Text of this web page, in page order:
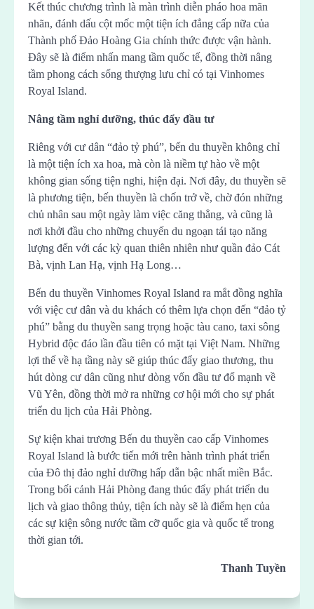
Kết thúc chương trình là màn trình diễn pháo hoa mãn
nhãn, đánh dấu cột mốc một tiện ích đẳng cấp nữa của
Thành phố Đảo Hoàng Gia chính thức được vận hành.
Đây sẽ là điểm nhấn mang tầm quốc tế, đồng thời nâng
tầm phong cách sống thượng lưu chỉ có tại Vinhomes
Royal Island.
Nâng tầm nghỉ dưỡng, thúc đẩy đầu tư
Riêng với cư dân “đảo tỷ phú”, bến du thuyền không chỉ
là một tiện ích xa hoa, mà còn là niềm tự hào về một
không gian sống tiện nghi, hiện đại. Nơi đây, du thuyền sẽ
là phương tiện, bến thuyền là chốn trở về, chờ đón những
chủ nhân sau một ngày làm việc căng thẳng, và cũng là
nơi khởi đầu cho những chuyến du ngoạn tái tạo năng
lượng đến với các kỳ quan thiên nhiên như quần đảo Cát
Bà, vịnh Lan Hạ, vịnh Hạ Long…
Bến du thuyền Vinhomes Royal Island ra mắt đồng nghĩa
với việc cư dân và du khách có thêm lựa chọn đến “đảo tỷ
phú” bằng du thuyền sang trọng hoặc tàu cano, taxi sông
Hybrid độc đáo lần đầu tiên có mặt tại Việt Nam. Những
lợi thế về hạ tầng này sẽ giúp thúc đẩy giao thương, thu
hút dòng cư dân cũng như dòng vốn đầu tư đổ mạnh về
Vũ Yên, đồng thời mở ra những cơ hội mới cho sự phát
triển du lịch của Hải Phòng.
Sự kiện khai trương Bến du thuyền cao cấp Vinhomes
Royal Island là bước tiến mới trên hành trình phát triển
của Đô thị đảo nghỉ dưỡng hấp dẫn bậc nhất miền Bắc.
Trong bối cảnh Hải Phòng đang thúc đẩy phát triển du
lịch và giao thông thủy, tiện ích này sẽ là điểm hẹn của
các sự kiện sông nước tầm cỡ quốc gia và quốc tế trong
thời gian tới.
Thanh Tuyền